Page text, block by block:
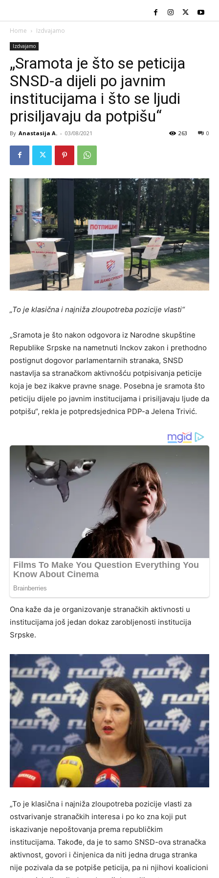
Home Izdvajamo
Izdvajamo
„Sramota je što se peticija
SNSD-a dijeli po javnim
institucijama i što se ljudi
prisiljavaju da potpišu“
By Anastasija A. - 03/08/2021 0
263
„To je klasična i najniža zloupotreba pozicije vlasti“
„Sramota je što nakon odgovora iz Narodne skupštine
Republike Srpske na nametnuti Inckov zakon i prethodno
postignut dogovor parlamentarnih stranaka, SNSD
nastavlja sa stranačkom aktivnošću potpisivanja peticije
koja je bez ikakve pravne snage. Posebna je sramota što
peticiju dijele po javnim institucijama i prisiljavaju ljude da
potpišu“, rekla je potpredsjednica PDP-a Jelena Trivić.
Ona kaže da je organizovanje stranačkih aktivnosti u
institucijama još jedan dokaz zarobljenosti institucija
Srpske.
„To je klasična i najniža zloupotreba pozicije vlasti za
ostvarivanje stranačkih interesa i po ko zna koji put
iskazivanje nepoštovanja prema republičkim
institucijama. Takođe, da je to samo SNSD-ova stranačka
aktivnost, govori i činjenica da niti jedna druga stranka
nije pozivala da se potpiše peticija, pa ni njihovi koalicioni